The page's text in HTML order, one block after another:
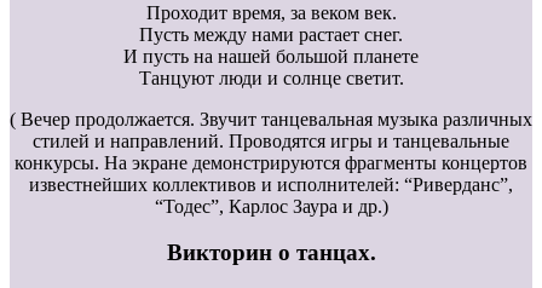
Проходит время, за веком век.
Пусть между нами растает снег.
И пусть на нашей большой планете
Танцуют люди и солнце светит.
( Вечер продолжается. Звучит танцевальная музыка различных
стилей и направлений. Проводятся игры и танцевальные
конкурсы. На экране демонстрируются фрагменты концертов
известнейших коллективов и исполнителей: “Риверданс”,
“Тодес”, Карлос Заура и др.)
Викторин о танцах.